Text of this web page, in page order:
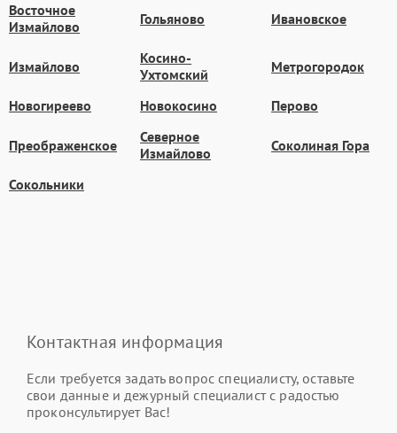
Восточное
Измайлово
Гольяново Ивановское
Измайлово
Косино-
Ухтомский
Метрогородок
Новогиреево Новокосино Перово
Преображенское
Северное
Измайлово
Соколиная Гора
Сокольники
Контактная информация
Если требуется задать вопрос специалисту, оставьте
свои данные и дежурный специалист с радостью
проконсультирует Вас!